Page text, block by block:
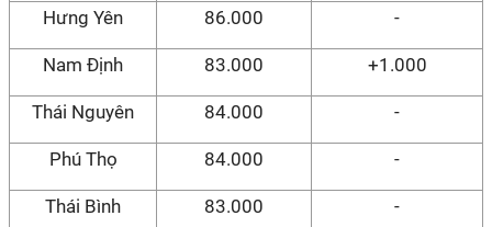
Hưng Yên 86.000 -
Nam Định 83.000 +1.000
Thái Nguyên 84.000 -
Phú Thọ 84.000 -
Thái Bình 83.000 -